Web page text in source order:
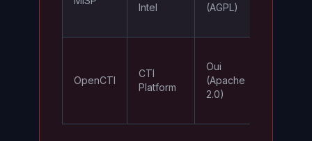
Intel
(AGPL)
OpenCTI
CTI
Platform
Oui
(Apache
2.0)